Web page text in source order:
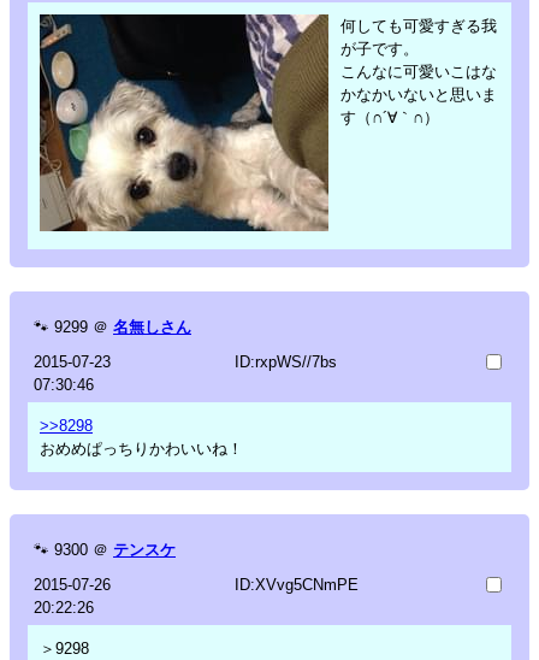
何しても可愛すぎる我
が子です。
こんなに可愛いこはな
かなかいないと思いま
す（∩´∀｀∩）
🐾 9299 ＠ 名無しさん
2015-07-23
07:30:46
ID:rxpWS//7bs
>>8298
おめめぱっちりかわいいね！
🐾 9300 ＠ テンスケ
2015-07-26
20:22:26
ID:XVvg5CNmPE
＞9298